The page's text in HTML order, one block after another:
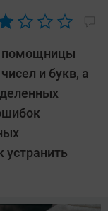
помощницы
и букв, а
устранить